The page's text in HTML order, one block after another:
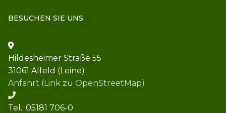
BESUCHEN SIE UNS
Hildesheimer Straße 55
31061 Alfeld (Leine)
Anfahrt (Link zu OpenStreetMap)
Tel.: 05181 706-0